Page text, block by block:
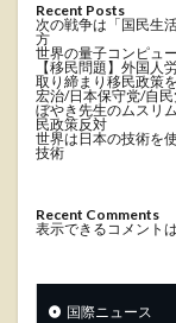
Recent Posts
次の戦争は「国民生
方
世界の量子コンピュ
【移民問題】外国
取り締まり移民政策
宏治/日本保守党/自民
ぼやき先生のムスリ
民政策反対
世界は日本の技術を
技術
Recent Comments
表示できるコメント
国際ニュース